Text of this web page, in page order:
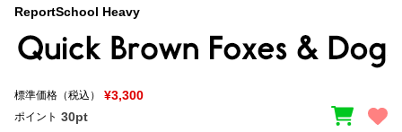
マイページ
ご利用ガイド
教科書体
草書体 勘亭流
ReportSchool Heavy
標準価格（税込） ¥3,300
ポイント 30pt